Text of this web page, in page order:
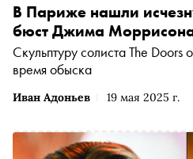
Иван Адоньев 19 мая 2025 г.
В Париже нашли
бюст Джима
Скульптуру солиста The
время обыска